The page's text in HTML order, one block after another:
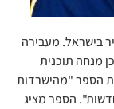
בישראל. מעבירה
מנחה תוכנית
הספר "מהישרדות
הספר מציג